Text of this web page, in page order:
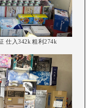
仕入342k 粗利274k